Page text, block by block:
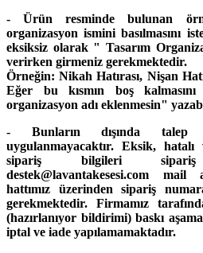
- Ürün resminde bulunan
organizasyon ismini basılmasını
eksiksiz olarak " Tasarım
verirken girmeniz gerekmektedir.
Örneğin: Nikah Hatırası, Nişan
Eğer bu kısmın boş
organizasyon adı eklenmesin"
- Bunların dışında talep
uygulanmayacaktır. Eksik, hatalı
sipariş bilgileri
destek@lavantakesesi.com
hattımız üzerinden sipariş
gerekmektedir. Firmamız
(hazırlanıyor bildirimi) baskı
iptal ve iade yapılamamaktadır.